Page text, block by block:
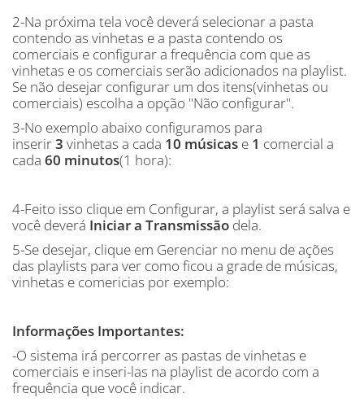
2-Na próxima tela você deverá selecionar a pasta
contendo as vinhetas e a pasta contendo os
comerciais e configurar a frequência com que as
vinhetas e os comerciais serão adicionados na playlist.
Se não desejar configurar um dos itens(vinhetas ou
comerciais) escolha a opção "Não configurar".
3-No exemplo abaixo configuramos para
inserir3 vinhetas a cada 10 músicas e 1 comercial a
cada 60 minutos(1 hora):
4-Feito isso clique em Configurar, a playlist será salva e
você deverá Iniciar a Transmissão dela.
5-Se desejar, clique em Gerenciar no menu de ações
das playlists para ver como ficou a grade de músicas,
vinhetas e comericias por exemplo:
Informações Importantes:
-O sistema irá percorrer as pastas de vinhetas e
comerciais e inseri-las na playlist de acordo com a
frequência que você indicar.